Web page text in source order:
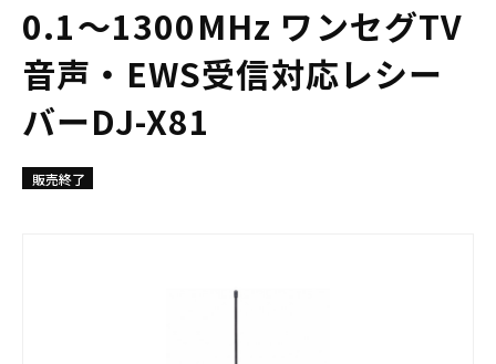
0.1〜1300MHz ワンセグTV
音声・EWS受信対応レシー
バーDJ-X81
販売終了